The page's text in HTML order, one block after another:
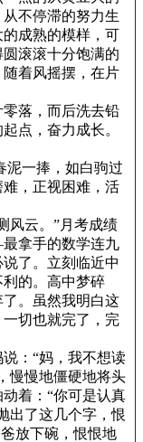
不停滞的努力生
成熟的模样，可
滚滚十分饱满的
着风摇摆，在片
落，而后洗去铅
点，奋力成长。
一捧，如白驹过
，正视困难，活
风云。”月考成绩
拿手的数学连九
了。立刻临近中
的。高中梦碎
。虽然我明白这
切也就完了，完
：“妈，我不想读
慢慢地僵硬地将头
着：“你可是认真
出了这几个字，恨
放下碗，恨恨地